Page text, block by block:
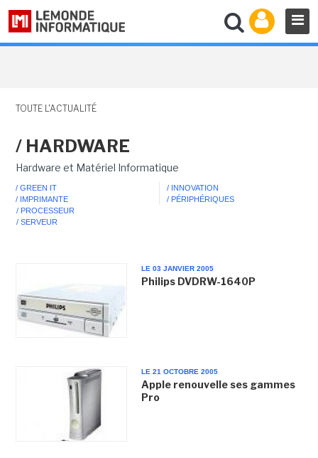
TOUTE L'ACTUALITÉ
/ HARDWARE
Hardware et Matériel Informatique
/ GREEN IT
/ IMPRIMANTE
/ INNOVATION
/ PÉRIPHÉRIQUES
/ PROCESSEUR
/ SERVEUR
LE 03 JANVIER 2005
Philips DVDRW-1640P
LE 21 OCTOBRE 2005
Apple renouvelle ses gammes
Pro